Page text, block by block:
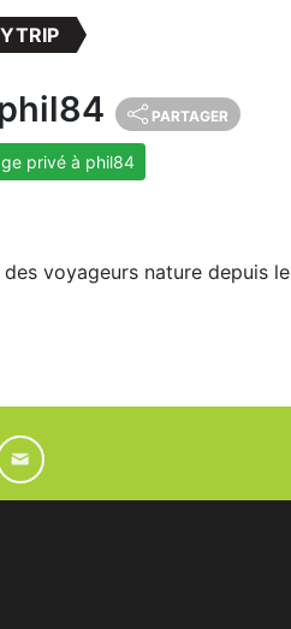
PARTAGER
privé à phil84
voyageurs nature depuis le